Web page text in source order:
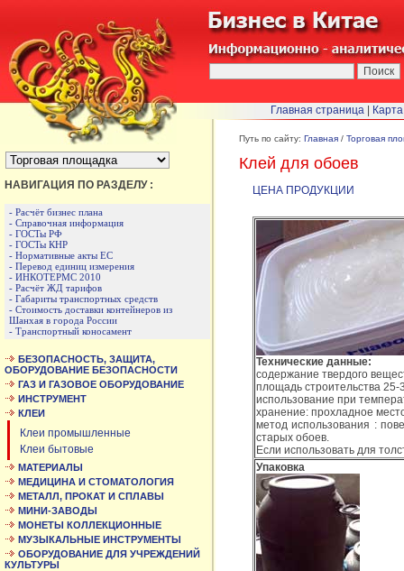
БЫСТРЫЙ ПЕРЕХОД :
НАВИГАЦИЯ ПО РАЗДЕЛУ :
- Расчёт бизнес плана
- Справочная информация
- ГОСТы РФ
- ГОСТы КНР
- Нормативные акты ЕС
- Перевод единиц измерения
- ИНКОТЕРМС 2010
- Расчёт ЖД тарифов
- Габариты транспортных средств
- Стоимость доставки контейнеров из
Шанхая в города России
- Транспортный коносамент
БЕЗОПАСНОСТЬ, ЗАЩИТА,
ОБОРУДОВАНИЕ БЕЗОПАСНОСТИ
ГАЗ И ГАЗОВОЕ ОБОРУДОВАНИЕ
ИНСТРУМЕНТ
КЛЕИ
Клеи промышленные
Клеи бытовые
МАТЕРИАЛЫ
МЕДИЦИНА И СТОМАТОЛОГИЯ
МЕТАЛЛ, ПРОКАТ И СПЛАВЫ
МИНИ-ЗАВОДЫ
МОНЕТЫ КОЛЛЕКЦИОННЫЕ
МУЗЫКАЛЬНЫЕ ИНСТРУМЕНТЫ
ОБОРУДОВАНИЕ ДЛЯ УЧРЕЖДЕНИЙ
КУЛЬТУРЫ
Путь по сайту: Главная / Торговая
Клей для обоев
ЦЕНА ПРОДУКЦИИ
Технические данные:
содержание твердого
площадь строительства 25-
использование при
хранение: прохладное
метод использования :
старых обоев.
Если использовать для
Упаковка
Главная страница